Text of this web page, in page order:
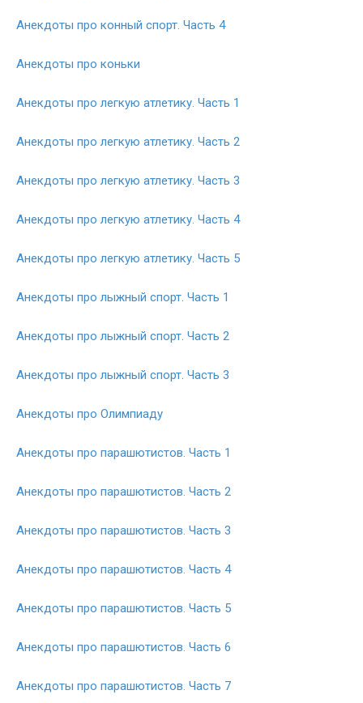
Анекдоты про конный спорт. Часть 4
Анекдоты про коньки
Анекдоты про легкую атлетику. Часть 1
Анекдоты про легкую атлетику. Часть 2
Анекдоты про легкую атлетику. Часть 3
Анекдоты про легкую атлетику. Часть 4
Анекдоты про легкую атлетику. Часть 5
Анекдоты про лыжный спорт. Часть 1
Анекдоты про лыжный спорт. Часть 2
Анекдоты про лыжный спорт. Часть 3
Анекдоты про Олимпиаду
Анекдоты про парашютистов. Часть 1
Анекдоты про парашютистов. Часть 2
Анекдоты про парашютистов. Часть 3
Анекдоты про парашютистов. Часть 4
Анекдоты про парашютистов. Часть 5
Анекдоты про парашютистов. Часть 6
Анекдоты про парашютистов. Часть 7